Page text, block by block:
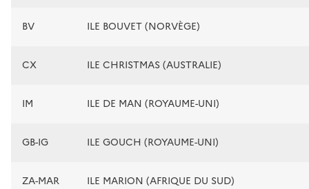
BV ILE BOUVET (NORVÈGE)
CX ILE CHRISTMAS (AUSTRALIE)
IM ILE DE MAN (ROYAUME-UNI)
GB-IG ILE GOUCH (ROYAUME-UNI)
ZA-MAR ILE MARION (AFRIQUE DU SUD)